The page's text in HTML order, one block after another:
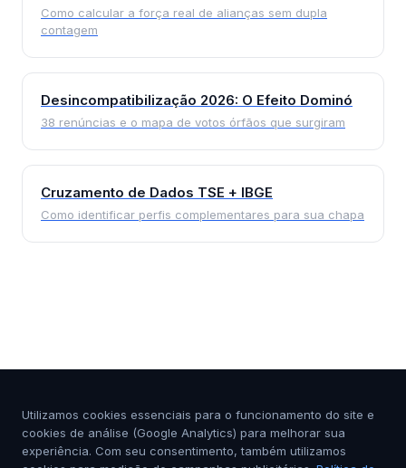
Como calcular a força real de alianças sem dupla
contagem
Desincompatibilização 2026: O Efeito Dominó
38 renúncias e o mapa de votos órfãos que surgiram
Cruzamento de Dados TSE + IBGE
Como identificar perfis complementares para sua chapa
Utilizamos cookies essenciais para o funcionamento do site e
cookies de análise (Google Analytics) para melhorar sua
experiência. Com seu consentimento, também utilizamos